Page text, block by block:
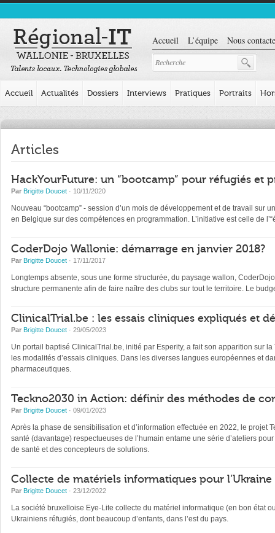
Accueil L’équipe Nous
Accueil Actualités Dossiers Interviews Pratiques Portraits
Articles
HackYourFuture: un “bootcamp” pour réfugiés et
Par Brigitte Doucet · 10/11/2020
Nouveau “bootcamp” - session d’un mois de développement et de travail
en Belgique sur des compétences en programmation. L’initiative est celle de
CoderDojo Wallonie: démarrage en janvier 2018?
Par Brigitte Doucet · 17/11/2017
Longtemps absente, sous une forme structurée, du paysage wallon,
structure permanente afin de faire naître des clubs sur tout le territoire. Le
ClinicalTrial.be : les essais cliniques expliqués et
Par Brigitte Doucet · 29/05/2023
Un portail baptisé ClinicalTrial.be, initié par Esperity, a fait son apparition sur
les modalités d’essais cliniques. Dans les diverses langues européennes et
pharmaceutiques.
Teckno2030 in Action: définir des méthodes de
Par Brigitte Doucet · 09/01/2023
Après la phase de sensibilisation et d’information effectuée en 2022, le projet
santé (davantage) respectueuses de l’humain entame une série d’ateliers
de santé et des concepteurs de solutions.
Collecte de matériels informatiques pour l’Ukraine
Par Brigitte Doucet · 23/12/2022
La société bruxelloise Eye-Lite collecte du matériel informatique (en bon état
Ukrainiens réfugiés, dont beaucoup d’enfants, dans l’est du pays.